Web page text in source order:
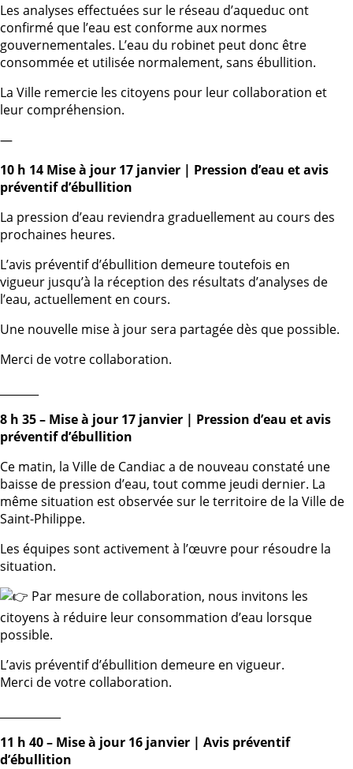
Les analyses effectuées sur le réseau d’aqueduc ont
confirmé que l’eau est conforme aux normes
gouvernementales. L’eau du robinet peut donc être
consommée et utilisée normalement, sans ébullition.
La Ville remercie les citoyens pour leur collaboration et
leur compréhension.
—
10 h 14 Mise à jour 17 janvier | Pression d’eau et avis
préventif d’ébullition
La pression d’eau reviendra graduellement au cours des
prochaines heures.
L’avis préventif d’ébullition demeure toutefois en
vigueur jusqu’à la réception des résultats d’analyses de
l’eau, actuellement en cours.
Une nouvelle mise à jour sera partagée dès que possible.
Merci de votre collaboration.
8 h 35 – Mise à jour 17 janvier | Pression d’eau et avis
préventif d’ébullition
Ce matin, la Ville de Candiac a de nouveau constaté une
baisse de pression d’eau, tout comme jeudi dernier. La
même situation est observée sur le territoire de la Ville de
Saint-Philippe.
Les équipes sont activement à l’œuvre pour résoudre la
situation.
Par mesure de collaboration, nous invitons les
citoyens à réduire leur consommation d’eau lorsque
possible.
L’avis préventif d’ébullition demeure en vigueur.
Merci de votre collaboration.
11 h 40 – Mise à jour 16 janvier | Avis préventif
d’ébullition